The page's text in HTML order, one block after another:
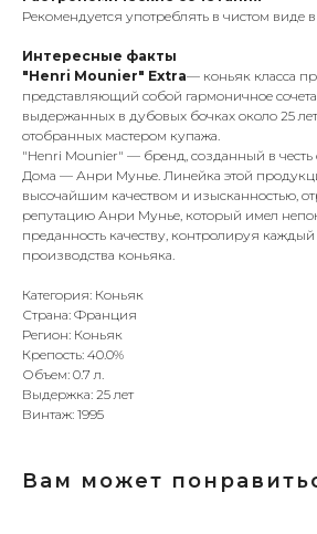
Рекомендуется употреблять в чистом виде в
Интересные факты
"Henri Mounier" Extra— коньяк класса
представляющий собой гармоничное
выдержанных в дубовых бочках около 25
отобранных мастером купажа.
"Henri Mounier" — бренд, созданный в честь
Дома — Анри Мунье. Линейка этой
высочайшим качеством и изысканностью,
репутацию Анри Мунье, который имел
преданность качеству, контролируя
производства коньяка.
Категория: Коньяк
Страна: Франция
Регион: Коньяк
Крепость: 40.0%
Объем: 0.7 л.
Выдержка: 25 лет
Винтаж: 1995
Вам может